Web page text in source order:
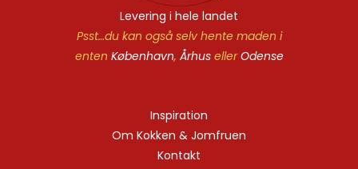
Levering i hele landet
Psst…du kan også selv hente maden i
enten København, ÅrhusellerOdense
Inspiration
Om Kokken & Jomfruen
Kontakt